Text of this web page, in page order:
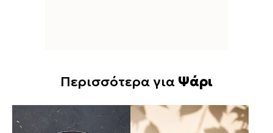
Περισσότερα για Ψάρι